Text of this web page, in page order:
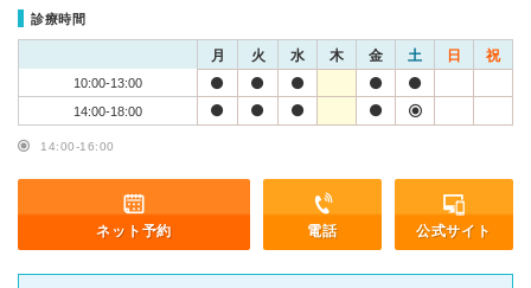
診療時間
月 火 水 木 金 土 日 祝
10:00-13:00
14:00-18:00
14:00-16:00
ネット予約 電話 公式サイト